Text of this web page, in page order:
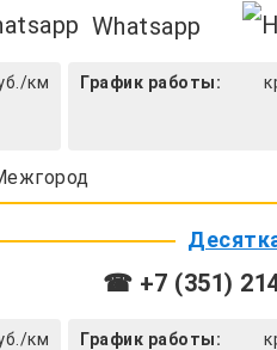
Whatsapp
км График работы:
☎ +7 (351)
км График работы: